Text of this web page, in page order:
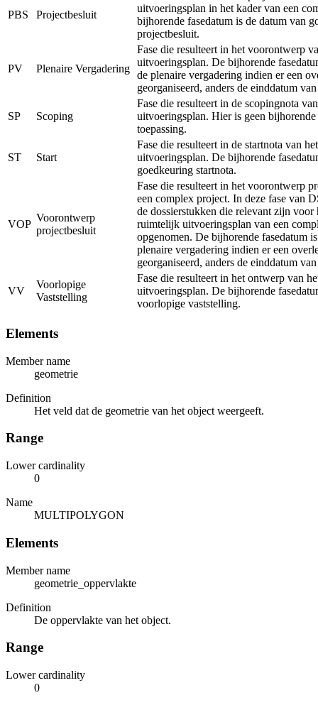
PBS Projectbesluit
uitvoeringsplan in het kader van een
bijhorende fasedatum is de datum van
projectbesluit.
PV Plenaire Vergadering
Fase die resulteert in het voorontwerp
uitvoeringsplan. De bijhorende
de plenaire vergadering indien er een
georganiseerd, anders de einddatum
SP Scoping
Fase die resulteert in de scopingnota
uitvoeringsplan. Hier is geen bijhorende
toepassing.
ST Start
Fase die resulteert in de startnota van
uitvoeringsplan. De bijhorende
goedkeuring startnota.
VOP
Voorontwerp
projectbesluit
Fase die resulteert in het voorontwerp
een complex project. In deze fase van
de dossierstukken die relevant zijn
ruimtelijk uitvoeringsplan van een
opgenomen. De bijhorende fasedatum
plenaire vergadering indien er een
georganiseerd, anders de einddatum
VV
Voorlopige
Vaststelling
Fase die resulteert in het ontwerp van
uitvoeringsplan. De bijhorende
voorlopige vaststelling.
Elements
Member name
geometrie
Definition
Het veld dat de geometrie van het object weergeeft.
Range
Lower cardinality
0
Name
MULTIPOLYGON
Elements
Member name
geometrie_oppervlakte
Definition
De oppervlakte van het object.
Range
Lower cardinality
0